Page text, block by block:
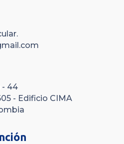
- 44
- Edificio CIMA